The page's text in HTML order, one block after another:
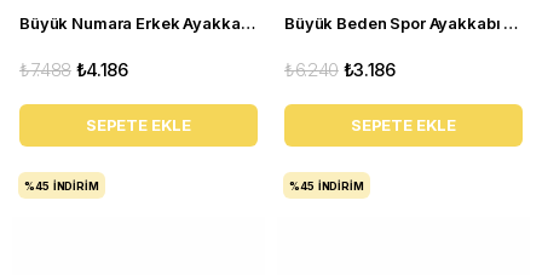
Büyük Numara Erkek Ayakkabı AG1041 Fındık
₺4.186
₺7.488
SEPETE EKLE
Büyük Beden Spor Ayakkabı - ERAY-01 Krem
₺3.186
₺6.240
SEPETE EKLE
%45 İNDIRIM %45 İNDIRIM